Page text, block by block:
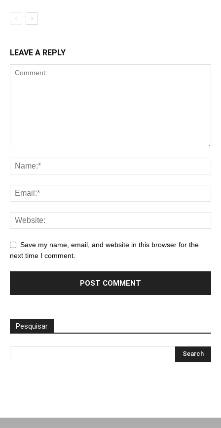
LEAVE A REPLY
Save my name, email, and website in this browser for the
next time I comment.
Pesquisar